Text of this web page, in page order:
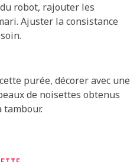
robot, rajouter les
Ajuster la consistance
purée, décorer avec une
de noisettes obtenus
tambour.